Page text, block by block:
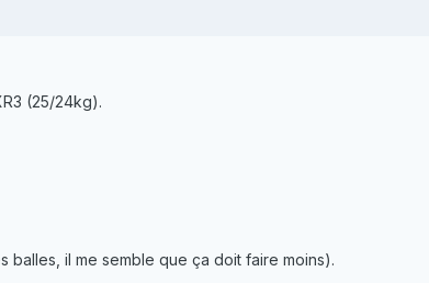
(25/24kg).
balles, il me semble que ça doit faire moins).